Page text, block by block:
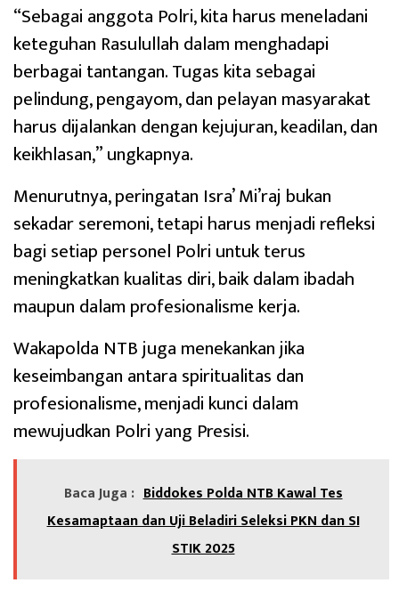
“Sebagai anggota Polri, kita harus meneladani
keteguhan Rasulullah dalam menghadapi
berbagai tantangan. Tugas kita sebagai
pelindung, pengayom, dan pelayan masyarakat
harus dijalankan dengan kejujuran, keadilan, dan
keikhlasan,” ungkapnya.
Menurutnya, peringatan Isra’ Mi’raj bukan
sekadar seremoni, tetapi harus menjadi refleksi
bagi setiap personel Polri untuk terus
meningkatkan kualitas diri, baik dalam ibadah
maupun dalam profesionalisme kerja.
Wakapolda NTB juga menekankan jika
keseimbangan antara spiritualitas dan
profesionalisme, menjadi kunci dalam
mewujudkan Polri yang Presisi.
Baca Juga : Biddokes Polda NTB Kawal Tes
Kesamaptaan dan Uji Beladiri Seleksi PKN dan SI
STIK 2025